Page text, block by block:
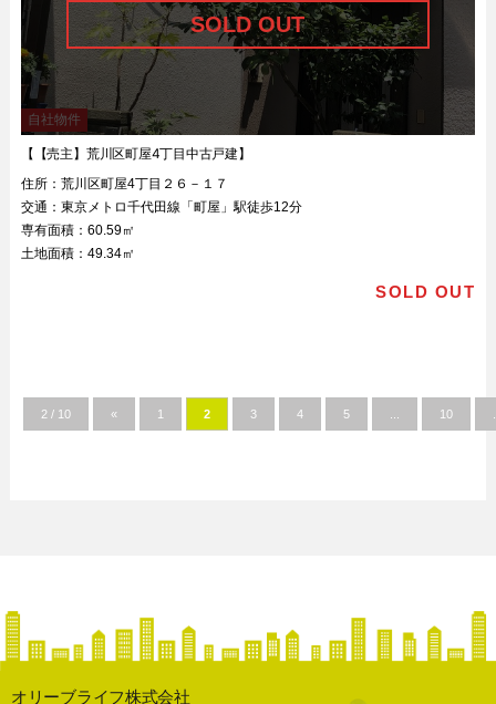
自社物件
【【売主】荒川区町屋4丁目中古戸建】
住所： 荒川区町屋4丁目２６－１７
交通： 東京メトロ千代田線「町屋」駅徒歩12分
専有面積： 60.59㎡
土地面積： 49.34㎡
SOLD OUT
2 / 10 « 1 2 3 4 5 10
オリーブライフ株式会社